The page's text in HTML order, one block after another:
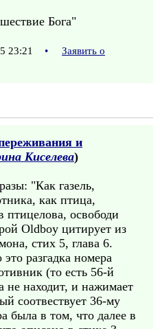
Бога"
23:21 •
Заявить о
и
Киселева)
"Как газель,
как птица,
птицелова, освободи
Oldboy цитирует из
стих 5, глава 6.
разгадка номера
(то есть 56-й
не находит, и нажимает
соотвествует 36-му
была в том, что далее в